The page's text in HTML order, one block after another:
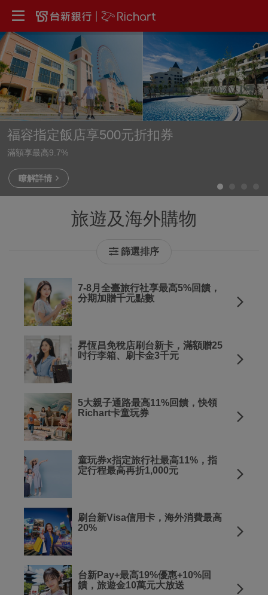
福容指定飯店享500元折扣券
滿額享最高9.7%
瞭解詳情
旅遊及海外購物
篩選排序
7-8月全臺旅行社享最高5%回饋，
分期加贈千元點數
昇恆昌免稅店刷台新卡，滿額贈25
吋行李箱、刷卡金3千元
5大親子通路最高11%回饋，快領
Richart卡童玩券
童玩券x指定旅行社最高11%，指
定行程最高再折1,000元
刷台新Visa信用卡，海外消費最高
20%
台新Pay+最高19%優惠+10%回
饋，旅遊金10萬元大放送